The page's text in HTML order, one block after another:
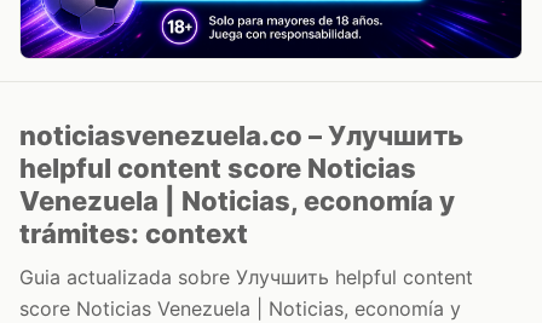
noticiasvenezuela.co – Улучшить
helpful content score Noticias
Venezuela | Noticias, economía y
trámites: context
Guia actualizada sobre Улучшить helpful content
score Noticias Venezuela | Noticias, economía y